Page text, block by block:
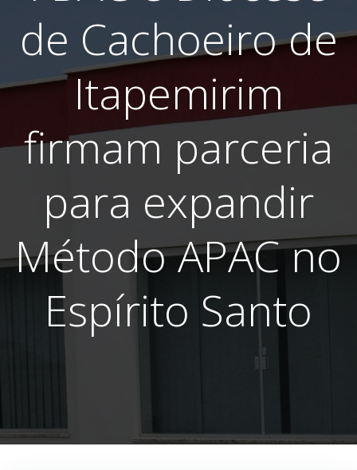
de Cachoeiro de
Itapemirim
firmam parceria
para expandir
Método APAC no
Espírito Santo